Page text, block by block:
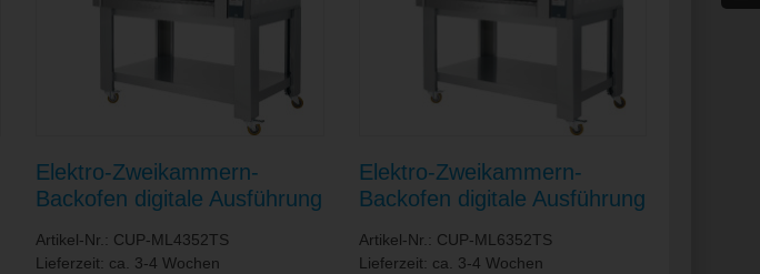
Elektro-Zweikammern-
Backofen digitale Ausführung
mm
Artikel-Nr.: CUP-ML4352TS
Lieferzeit: ca. 3-4 Wochen
Elektro-Zweikammern-
Backofen digitale Ausführung
140 mm
Artikel-Nr.: CUP-ML6352TS
Lieferzeit: ca. 3-4 Wochen